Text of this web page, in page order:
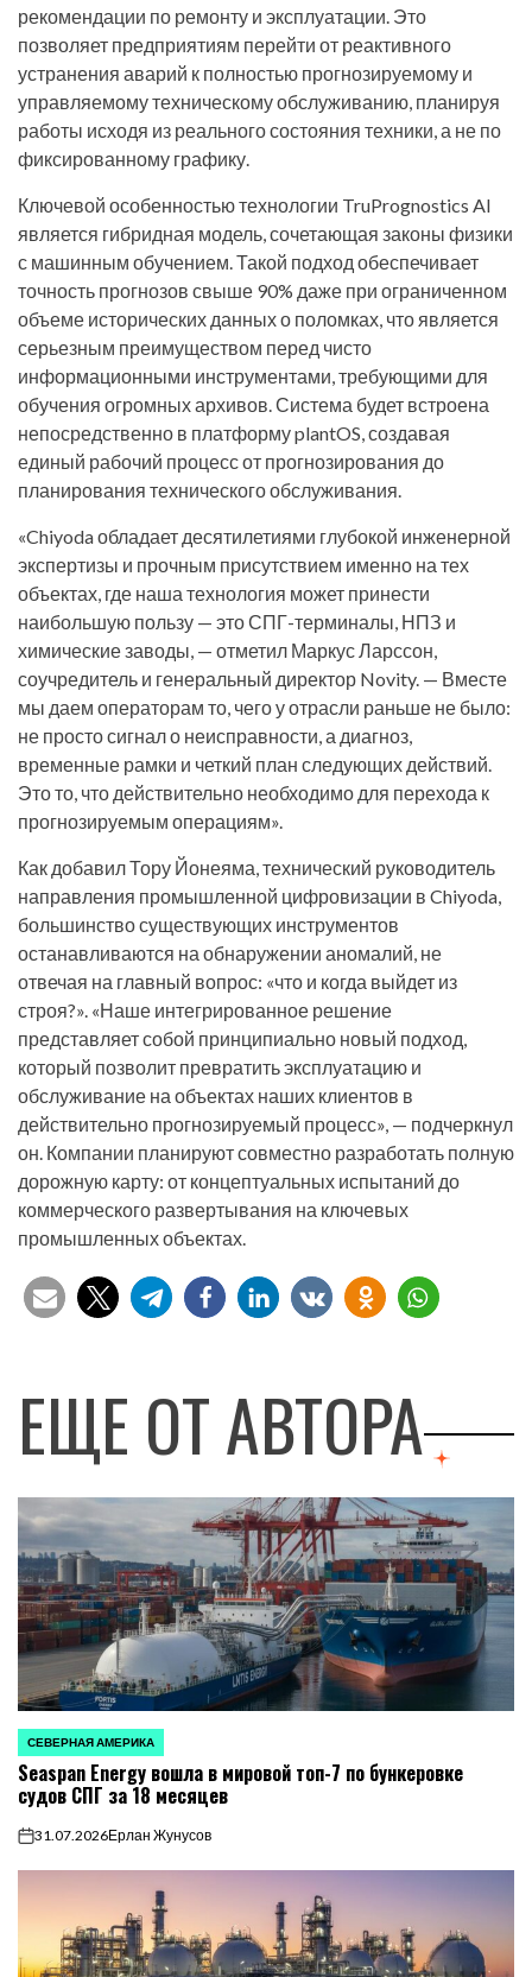
рекомендации по ремонту и эксплуатации. Это
позволяет предприятиям перейти от реактивного
устранения аварий к полностью прогнозируемому и
управляемому техническому обслуживанию, планируя
работы исходя из реального состояния техники, а не по
фиксированному графику.
Ключевой особенностью технологии TruPrognostics AI
является гибридная модель, сочетающая законы физики
с машинным обучением. Такой подход обеспечивает
точность прогнозов свыше 90% даже при ограниченном
объеме исторических данных о поломках, что является
серьезным преимуществом перед чисто
информационными инструментами, требующими для
обучения огромных архивов. Система будет встроена
непосредственно в платформу plantOS, создавая
единый рабочий процесс от прогнозирования до
планирования технического обслуживания.
«Chiyoda обладает десятилетиями глубокой инженерной
экспертизы и прочным присутствием именно на тех
объектах, где наша технология может принести
наибольшую пользу — это СПГ-терминалы, НПЗ и
химические заводы, — отметил Маркус Ларссон,
соучредитель и генеральный директор Novity. — Вместе
мы даем операторам то, чего у отрасли раньше не было:
не просто сигнал о неисправности, а диагноз,
временные рамки и четкий план следующих действий.
Это то, что действительно необходимо для перехода к
прогнозируемым операциям».
Как добавил Тору Йонеяма, технический руководитель
направления промышленной цифровизации в Chiyoda,
большинство существующих инструментов
останавливаются на обнаружении аномалий, не
отвечая на главный вопрос: «что и когда выйдет из
строя?». «Наше интегрированное решение
представляет собой принципиально новый подход,
который позволит превратить эксплуатацию и
обслуживание на объектах наших клиентов в
действительно прогнозируемый процесс», — подчеркнул
он. Компании планируют совместно разработать полную
дорожную карту: от концептуальных испытаний до
коммерческого развертывания на ключевых
промышленных объектах.
ЕЩЕ ОТ АВТОРА
ОПУБЛИКОВАНО
В
СЕВЕРНАЯ АМЕРИКА
Seaspan Energy вошла в мировой топ-7 по бункеровке
судов СПГ за 18 месяцев
on31.07.2026Ерлан Жунусов